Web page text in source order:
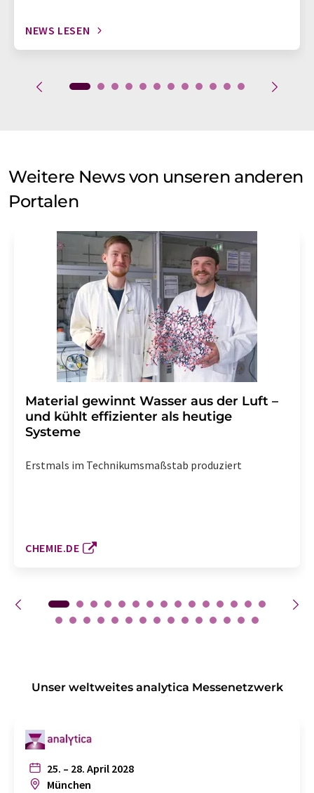
NEWS LESEN
Weitere News von unseren anderen
Portalen
Material gewinnt Wasser aus der Luft –
und kühlt effizienter als heutige
Systeme
Erstmals im Technikumsmaßstab produziert
CHEMIE.DE
Unser weltweites analytica Messenetzwerk
25. – 28. April 2028
München